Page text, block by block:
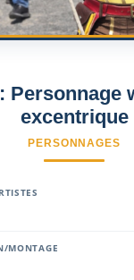
Personnage
excentrique
PERSONNAGES
MONTAGE